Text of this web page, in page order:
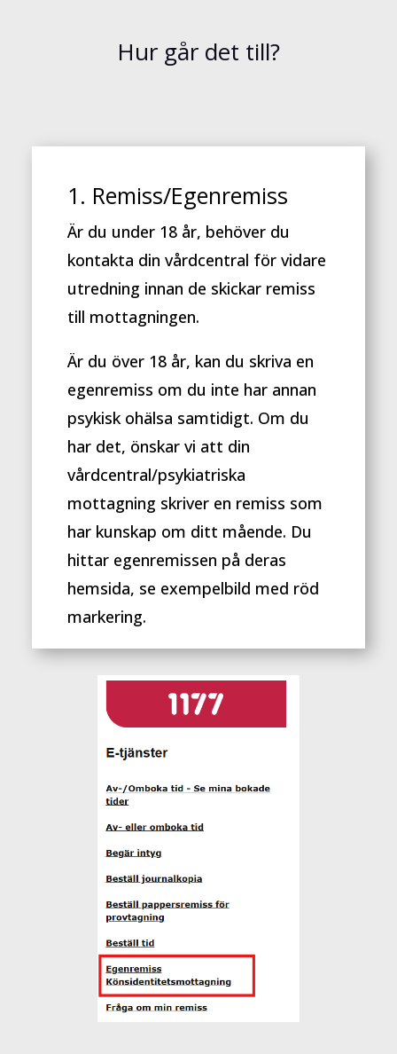
Hur går det till?
1. Remiss/Egenremiss
Är du under 18 år, behöver du
kontakta din vårdcentral för vidare
utredning innan de skickar remiss
till mottagningen.
Är du över 18 år, kan du skriva en
egenremiss om du inte har annan
psykisk ohälsa samtidigt. Om du
har det, önskar vi att din
vårdcentral/psykiatriska
mottagning skriver en remiss som
har kunskap om ditt mående. Du
hittar egenremissen på deras
hemsida, se exempelbild med röd
markering.